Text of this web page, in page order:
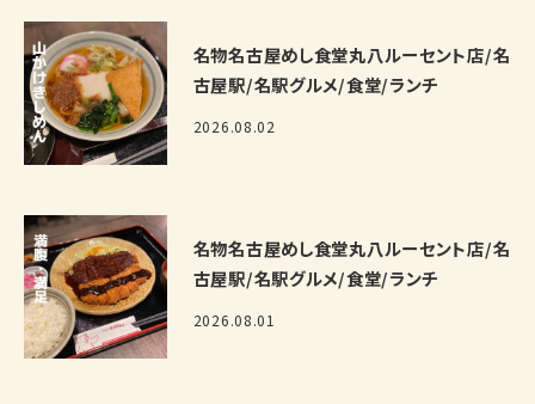
名物名古屋めし食堂丸八ルーセント店/名
古屋駅/名駅グルメ/食堂/ランチ
2026.08.02
名物名古屋めし食堂丸八ルーセント店/名
古屋駅/名駅グルメ/食堂/ランチ
2026.08.01